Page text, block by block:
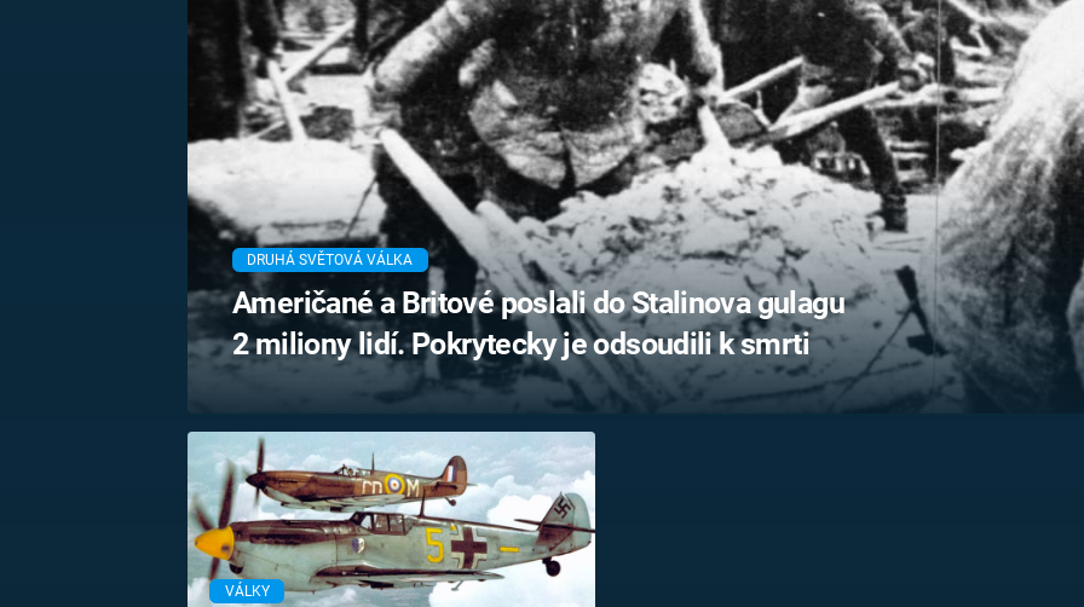
PRVNÍ SVĚTOVÁ
MARIE TEREZIE
NAPOLEON
BONAPARTE
BRITSKÁ
KRÁLOVSKÁ
RODINA
UFO A
MIMOZEMŠŤANÉ
UTAJENÉ PŘÍBĚHY
ČESKÝCH DĚJIN
ALTERNATIVNÍ
HISTORIE
FILMY
REALITA
HORORY
REALITA
OPTICKÉ
KLAMY
DRUHÁ SVĚTOVÁ VÁLKA
Američané a Britové poslali do Stalinova gulagu
2 miliony lidí. Pokrytecky je odsoudili k smrti
VÁLKY